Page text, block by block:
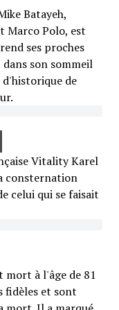
Batayeh,
Marco Polo, est
ses proches
son sommeil
de
Vitality Karel
consternation
celui qui se faisait
à l'âge de 81
fidèles et sont